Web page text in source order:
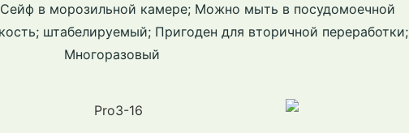
Сейф в морозильной камере; Можно мыть в посудомоечной
штабелируемый; Пригоден для вторичной переработки;
Многоразовый